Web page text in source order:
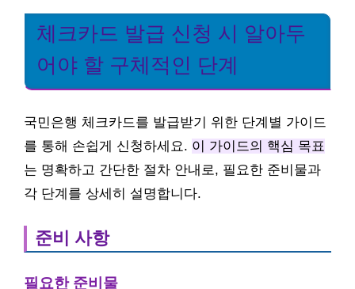
체크카드 발급 신청 시 알아두
어야 할 구체적인 단계
국민은행 체크카드를 발급받기 위한 단계별 가이드
를 통해 손쉽게 신청하세요. 이 가이드의 핵심 목표
는 명확하고 간단한 절차 안내로, 필요한 준비물과
각 단계를 상세히 설명합니다.
준비 사항
필요한 준비물